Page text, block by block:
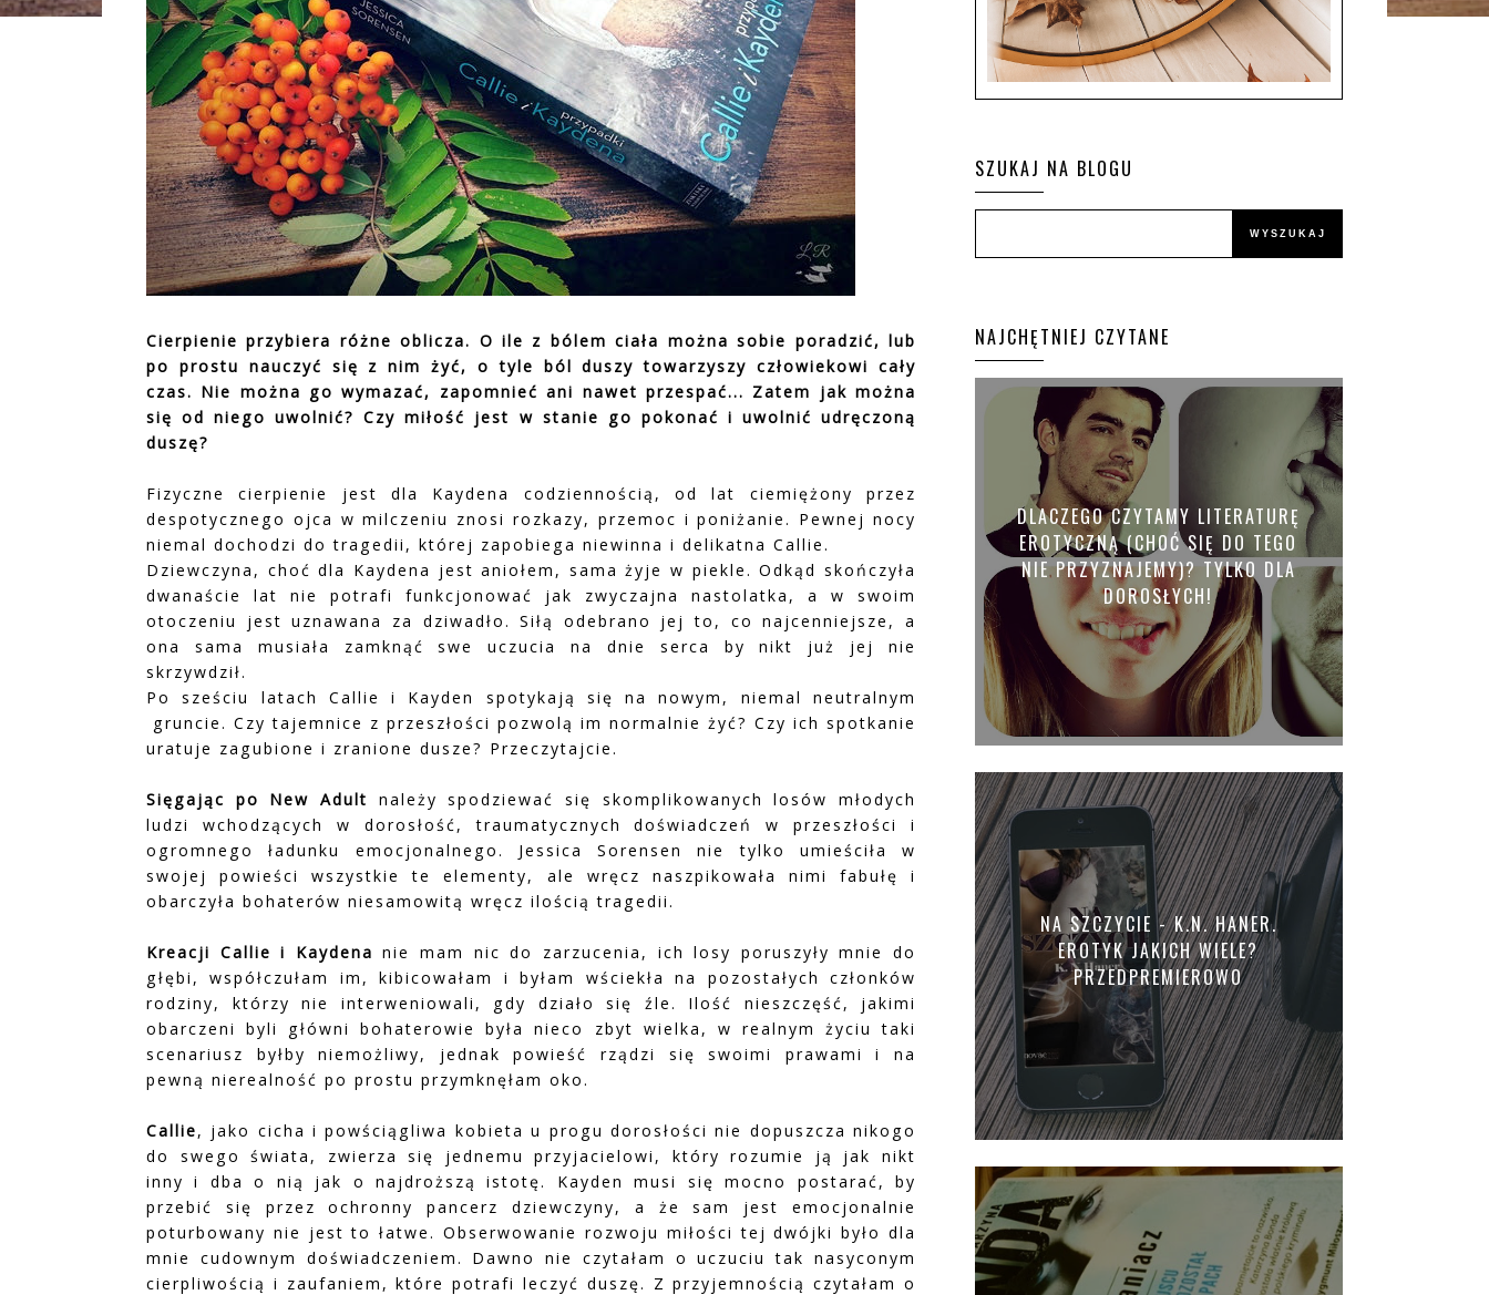
Cierpienie przybiera różne oblicza. O ile z bólem ciała można sobie poradzić, lub
po prostu nauczyć się z nim żyć, o tyle ból duszy towarzyszy człowiekowi cały
czas. Nie można go wymazać, zapomnieć ani nawet przespać... Zatem jak można
się od niego uwolnić? Czy miłość jest w stanie go pokonać i uwolnić udręczoną
duszę?
Fizyczne cierpienie jest dla Kaydena codziennością, od lat ciemiężony przez
despotycznego ojca w milczeniu znosi rozkazy, przemoc i poniżanie. Pewnej nocy
niemal dochodzi do tragedii, której zapobiega niewinna i delikatna Callie.
Dziewczyna, choć dla Kaydena jest aniołem, sama żyje w piekle. Odkąd skończyła
dwanaście lat nie potrafi funkcjonować jak zwyczajna nastolatka, a w swoim
otoczeniu jest uznawana za dziwadło. Siłą odebrano jej to, co najcenniejsze, a
ona sama musiała zamknąć swe uczucia na dnie serca by nikt już jej nie
skrzywdził.
Po sześciu latach Callie i Kayden spotykają się na nowym, niemal neutralnym
gruncie. Czy tajemnice z przeszłości pozwolą im normalnie żyć? Czy ich spotkanie
uratuje zagubione i zranione dusze? Przeczytajcie.
Sięgając po New Adult
należy spodziewać się skomplikowanych losów młodych
ludzi wchodzących w dorosłość, traumatycznych doświadczeń w przeszłości i
ogromnego ładunku emocjonalnego. Jessica Sorensen nie tylko umieściła w
swojej powieści wszystkie te elementy, ale wręcz naszpikowała nimi fabułę i
obarczyła bohaterów niesamowitą wręcz ilością tragedii.
Kreacji Callie i Kaydena nie mam nic do zarzucenia, ich losy poruszyły mnie do
głębi, współczułam im, kibicowałam i byłam wściekła na pozostałych członków
rodziny, którzy nie interweniowali, gdy działo się źle. Ilość nieszczęść, jakimi
obarczeni byli główni bohaterowie była nieco zbyt wielka, w realnym życiu taki
scenariusz byłby niemożliwy, jednak powieść rządzi się swoimi prawami i na
pewną nierealność po prostu przymknęłam oko.
Callie, jako cicha i powściągliwa kobieta u progu dorosłości nie dopuszcza nikogo
do swego świata, zwierza się jednemu przyjacielowi, który rozumie ją jak nikt
inny i dba o nią jak o najdroższą istotę. Kayden musi się mocno postarać, by
przebić się przez ochronny pancerz dziewczyny, a że sam jest emocjonalnie
poturbowany nie jest to łatwe. Obserwowanie rozwoju miłości tej dwójki było dla
mnie cudownym doświadczeniem. Dawno nie czytałam o uczuciu tak nasyconym
cierpliwością i zaufaniem, które potrafi leczyć duszę. Z przyjemnością czytałam o
SZUKAJ NA BLOGU
NAJCHĘTNIEJ CZYTANE
DLACZEGO CZYTAMY LITERATURĘ
EROTYCZNĄ (CHOĆ SIĘ DO TEGO
NIE PRZYZNAJEMY)? TYLKO DLA
DOROSŁYCH!
NA SZCZYCIE - K.N. HANER.
EROTYK JAKICH WIELE?
PRZEDPREMIEROWO